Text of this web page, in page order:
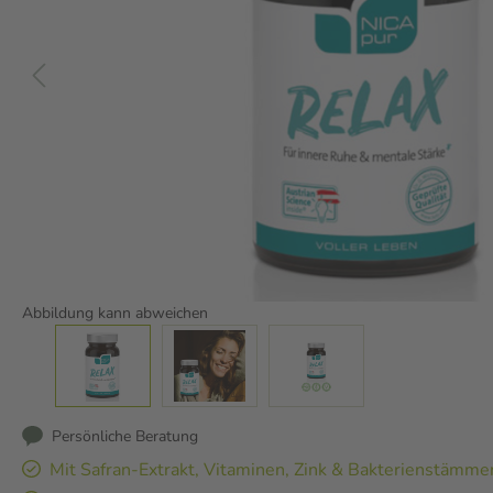
Abbildung kann abweichen
Persönliche Beratung
Mit Safran-Extrakt, Vitaminen, Zink &